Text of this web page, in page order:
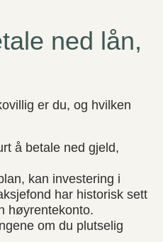
ned lån,
er du, og hvilken
å betale ned gjeld,
kan investering i
har historisk sett
høyrentekonto.
om du plutselig